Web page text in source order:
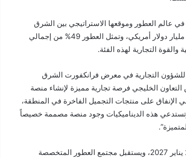
في عالم العطور وموقعها الاستراتيجي بين الشرق
والغرب. وتبلغ قيمة سوق المنتجات الفاخرة في المنطقة 12.8 مليار دولار أمريكي، وتمثل العطور 49% من إجمالي
والقوة التجارية لهذه الفئة.
للشؤون التجارية في معرض فرانكفورت الشرق
الخليجي فرصة تجارية مميزة لإنشاء منصة
التي تستحوذ على 49% من إجمالي الإنفاق على منتجات التجميل الفاخرة في المنطقة،
هذه الديناميكيات وجود منصة مصممة خصيصاً
يُقام معرض نوتس دبي في مركز معارض دبي مول بين 21 و23 يناير 2027، ويستقبل مجتمع العطور المتخصصة